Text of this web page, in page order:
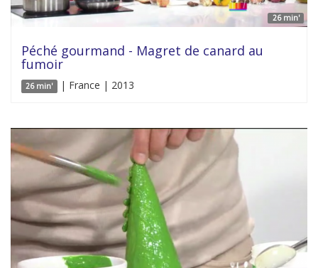
26 min'
Péché gourmand - Magret de canard au
fumoir
26 min' | France | 2013